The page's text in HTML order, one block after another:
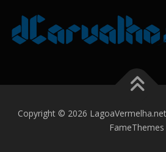
Copyright © 2026 LagoaVermelha.net
FameThemes